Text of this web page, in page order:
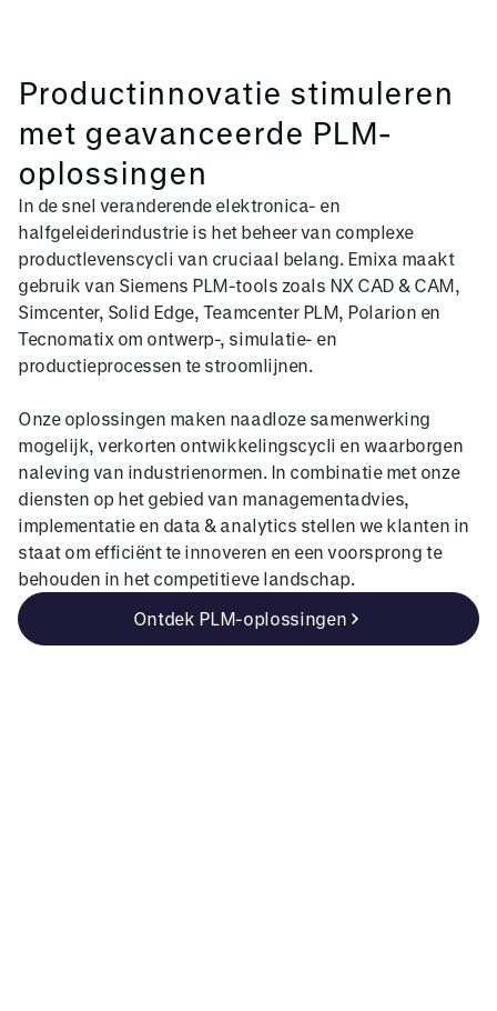
Productinnovatie stimuleren
met geavanceerde PLM-
oplossingen
In de snel veranderende elektronica- en
halfgeleiderindustrie is het beheer van complexe
productlevenscycli van cruciaal belang. Emixa maakt
gebruik van Siemens PLM-tools zoals NX CAD & CAM,
Simcenter, Solid Edge, Teamcenter PLM, Polarion en
Tecnomatix om ontwerp-, simulatie- en
productieprocessen te stroomlijnen.
Onze oplossingen maken naadloze samenwerking
mogelijk, verkorten ontwikkelingscycli en waarborgen
naleving van industrienormen. In combinatie met onze
diensten op het gebied van managementadvies,
implementatie en data & analytics stellen we klanten in
staat om efficiënt te innoveren en een voorsprong te
behouden in het competitieve landschap.
Ontdek PLM-oplossingen